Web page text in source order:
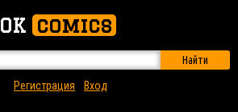
OK comics
Найти
Регистрация
Вход